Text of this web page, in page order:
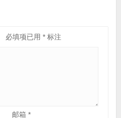
必填项已用 *标注
邮箱*